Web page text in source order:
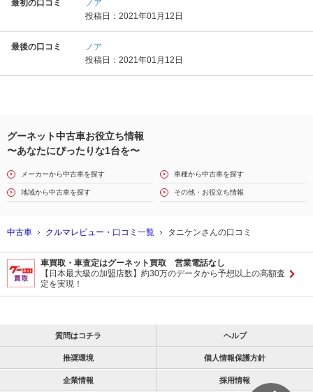
最初の口コミ
ノア
投稿日：2021年01月12日
最後の口コミ
ノア
投稿日：2021年01月12日
グーネット中古車お役立ち情報
〜あなたにぴったりな1台を〜
メーカーから中古車を探す 車種から中古車を探す
地域から中古車を探す その他・お役立ち情報
中古車 クルマレビュー・口コミ一覧 タニケンさんの口コミ
車買取・車査定はグーネット買取 営業電話なし
【日本最大級の加盟店数】約30万のデータから予想以上の高額査
定を実現！
質問はコチラ ヘルプ
推奨環境 個人情報保護方針
企業情報 採用情報